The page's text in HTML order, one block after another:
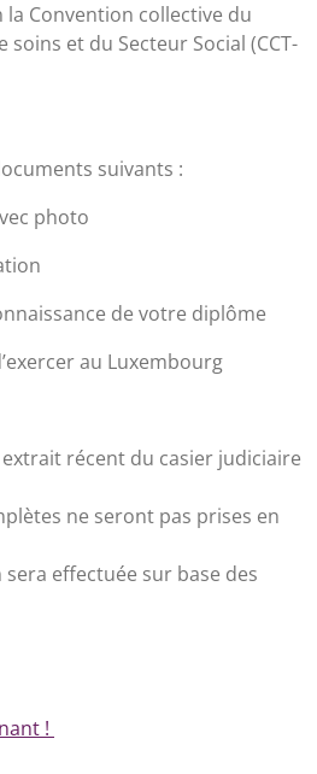
Convention collective du
soins et du Secteur Social (CCT-
suivants :
photo
de votre diplôme
au Luxembourg
extrait récent du casier judiciaire
ne seront pas prises en
effectuée sur base des
!